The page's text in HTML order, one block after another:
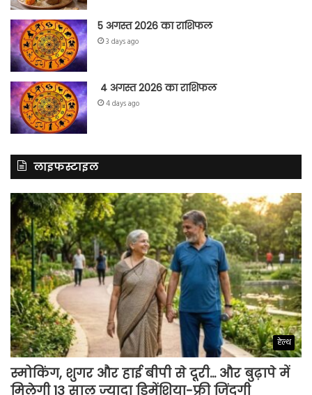
5 अगस्त 2026 का राशिफल
3 days ago
4 अगस्त 2026 का राशिफल
4 days ago
लाइफस्टाइल
हेल्थ
स्मोकिंग, शुगर और हाई बीपी से दूरी… और बुढ़ापे में
मिलेगी 13 साल ज्यादा डिमेंशिया-फ्री जिंदगी